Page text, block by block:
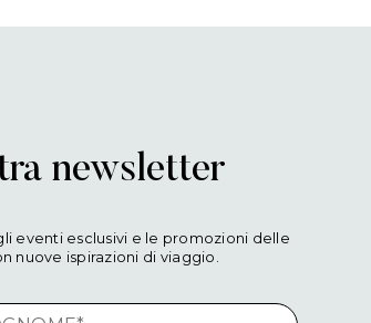
profumi, agli agrumi e alle